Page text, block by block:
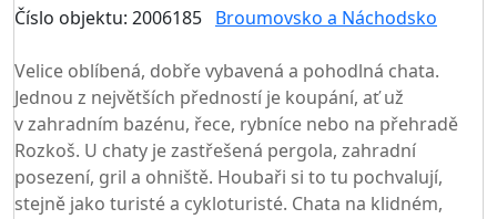
Číslo objektu: 2006185 Broumovsko a Náchodsko
Velice oblíbená, dobře vybavená a pohodlná chata.
Jednou z největších předností je koupání, ať už
v zahradním bazénu, řece, rybníce nebo na přehradě
Rozkoš. U chaty je zastřešená pergola, zahradní
posezení, gril a ohniště. Houbaři si to tu pochvalují,
stejně jako turisté a cykloturisté. Chata na klidném,